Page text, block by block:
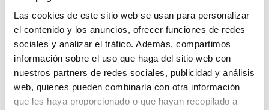
Las cookies de este sitio web se usan para personalizar
el contenido y los anuncios, ofrecer funciones de redes
sociales y analizar el tráfico. Además, compartimos
información sobre el uso que haga del sitio web con
nuestros partners de redes sociales, publicidad y análisis
web, quienes pueden combinarla con otra información
que les haya proporcionado o que hayan recopilado a
Comments
Inmaculada
86 days ago